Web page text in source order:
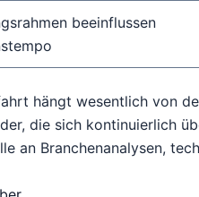
beeinflussen
hängt wesentlich von
die sich kontinuierlich
an Branchenanalysen,